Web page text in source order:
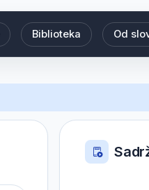
Biblioteka Od